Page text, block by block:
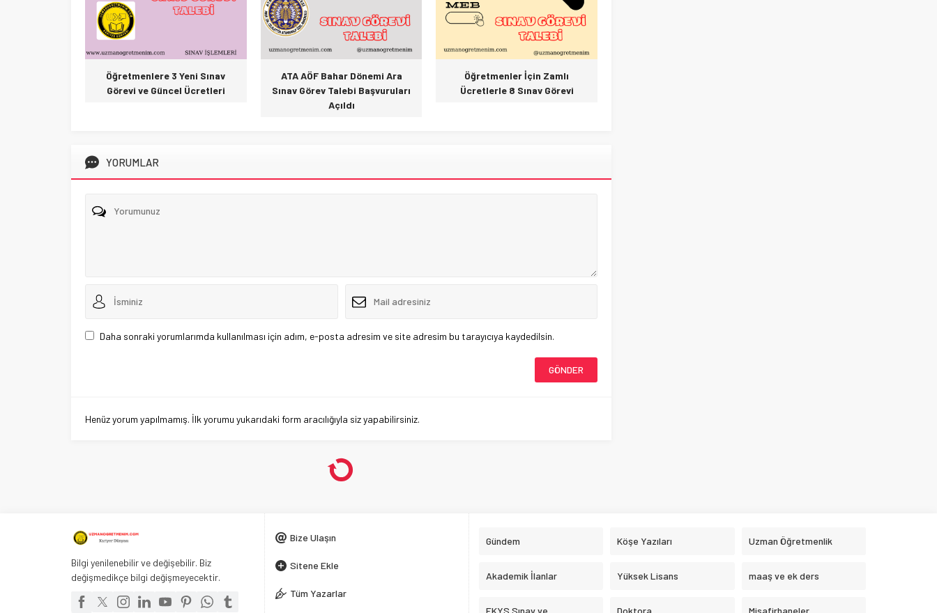
Öğretmenlere 3 Yeni Sınav
Görevi ve Güncel Ücretleri
ATA AÖF Bahar Dönemi Ara
Sınav Görev Talebi Başvuruları
Açıldı
Öğretmenler İçin Zamlı
Ücretlerle 8 Sınav Görevi
YORUMLAR
Daha sonraki yorumlarımda kullanılması için adım, e-posta adresim ve site adresim bu tarayıcıya kaydedilsin.
Henüz yorum yapılmamış. İlk yorumu yukarıdaki form aracılığıyla siz yapabilirsiniz.
Anadolu Üni AÖF Sınav Görevi Talebi – Bahar Dönemi
Anasayfa Anadolu Üni AÖF Sınav Görevi Talebi – Bahar Dönemi
21 MART 2025 16:32 0